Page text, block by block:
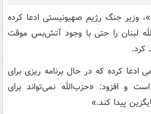
وزیر جنگ رژیم صهیونیستی ادعا کرده
لبنان را حتی با وجود آتش‌بس موقت
کرد.
ادعا کرده که در حال برنامه ریزی برای
و افزود: «حزب‌الله نمی‌تواند برای
پیدا کند.»